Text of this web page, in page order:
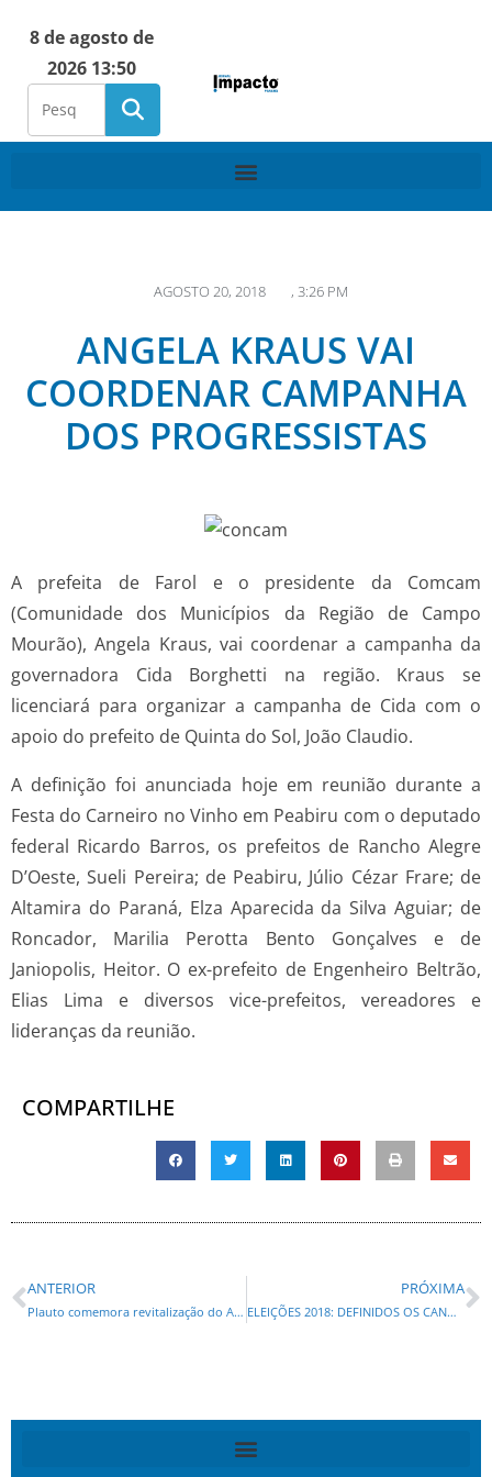
8 de agosto de
2026 13:50
AGOSTO 20, 2018 , 3:26 PM
ANGELA KRAUS VAI
COORDENAR CAMPANHA
DOS PROGRESSISTAS
A prefeita de Farol e o presidente da Comcam
(Comunidade dos Municípios da Região de Campo
Mourão), Angela Kraus, vai coordenar a campanha da
governadora Cida Borghetti na região. Kraus se
licenciará para organizar a campanha de Cida com o
apoio do prefeito de Quinta do Sol, João Claudio.
A definição foi anunciada hoje em reunião durante a
Festa do Carneiro no Vinho em Peabiru com o deputado
federal Ricardo Barros, os prefeitos de Rancho Alegre
D’Oeste, Sueli Pereira; de Peabiru, Júlio Cézar Frare; de
Altamira do Paraná, Elza Aparecida da Silva Aguiar; de
Roncador, Marilia Perotta Bento Gonçalves e de
Janiopolis, Heitor. O ex-prefeito de Engenheiro Beltrão,
Elias Lima e diversos vice-prefeitos, vereadores e
lideranças da reunião.
COMPARTILHE
ANTERIOR
Plauto comemora revitalização do Aeroporto Sant’Ana : Melhorias devem atrair novos investidores para a cidade
PRÓXIMA
ELEIÇÕES 2018: DEFINIDOS OS CANDIDATOS DA COLIGAÇÃO PARANÁ DECIDE